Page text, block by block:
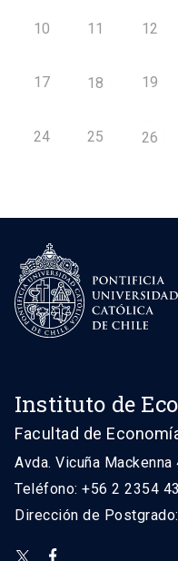
10 11 12
17 18 19
24 25 26
Instituto de
Facultad de
Avda. Vicuña
Teléfono: +56 2 2354
Dirección de